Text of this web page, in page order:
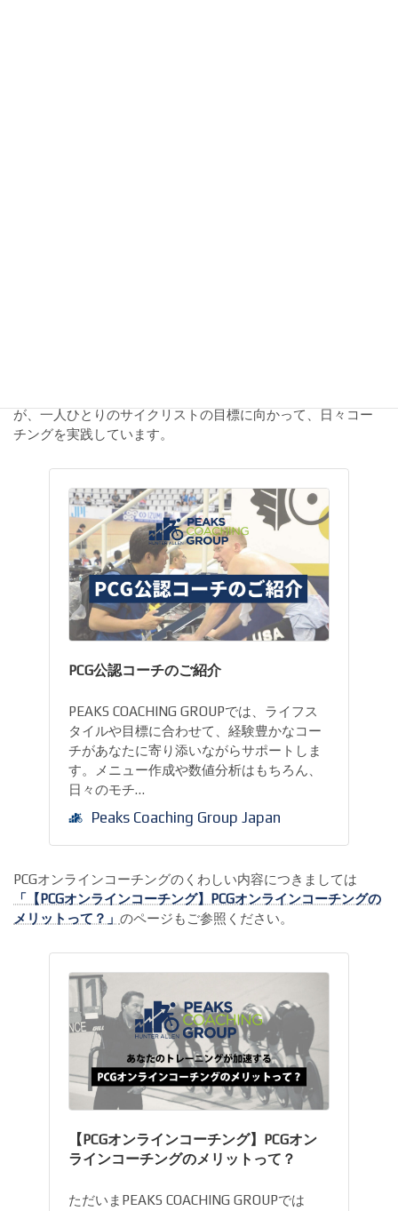
が、一人ひとりのサイクリストの目標に向かって、日々コー
チングを実践しています。
PCG公認コーチのご紹介
PEAKS COACHING GROUPでは、ライフス
タイルや目標に合わせて、経験豊かなコー
チがあなたに寄り添いながらサポートしま
す。メニュー作成や数値分析はもちろん、
日々のモチ…
Peaks Coaching Group Japan
PCGオンラインコーチングのくわしい内容につきましては
「【PCGオンラインコーチング】PCGオンラインコーチングの
メリットって？」 のページもご参照ください。
【PCGオンラインコーチング】PCGオン
ラインコーチングのメリットって？
ただいまPEAKS COACHING GROUPでは